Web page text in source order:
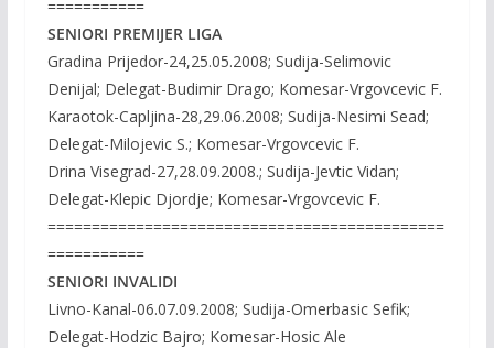
===========
SENIORI PREMIJER LIGA
Gradina Prijedor-24,25.05.2008; Sudija-Selimovic
Denijal; Delegat-Budimir Drago; Komesar-Vrgovcevic F.
Karaotok-Capljina-28,29.06.2008; Sudija-Nesimi Sead;
Delegat-Milojevic S.; Komesar-Vrgovcevic F.
Drina Visegrad-27,28.09.2008.; Sudija-Jevtic Vidan;
Delegat-Klepic Djordje; Komesar-Vrgovcevic F.
=============================================
===========
SENIORI INVALIDI
Livno-Kanal-06.07.09.2008; Sudija-Omerbasic Sefik;
Delegat-Hodzic Bajro; Komesar-Hosic Ale